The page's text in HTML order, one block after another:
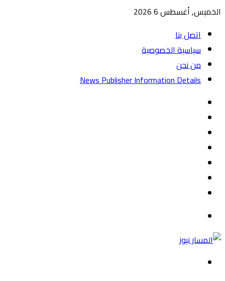
الخميس, أغسطس 6 2026
اتصل بنا
سياسية الخصوصية
من نحن
News Publisher Information Details